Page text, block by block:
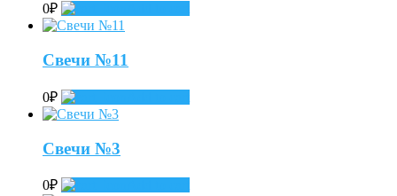
0₽
Свечи №11
0₽
Свечи №3
0₽